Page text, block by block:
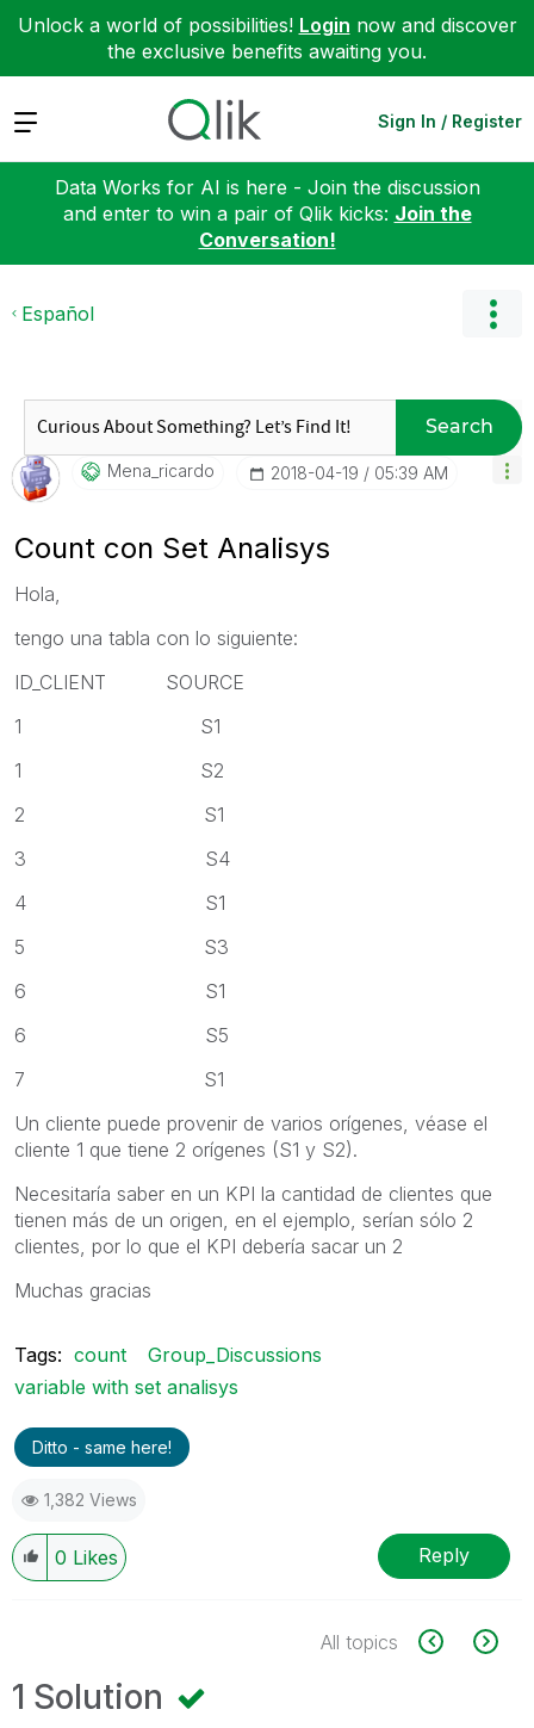
Unlock a world of possibilities! Login now and discover
the exclusive benefits awaiting you.
Expand Sign In / Register
Data Works for AI is here - Join the discussion
and enter to win a pair of Qlik kicks: Join the
Conversation!
Español
Search
Mena_ricardo ‎2018-04-19 05:39 AM
Count con Set Analisys
Hola,
tengo una tabla con lo siguiente:
ID_CLIENT SOURCE
1 S1
1 S2
2 S1
3 S4
4 S1
5 S3
6 S1
6 S5
7 S1
Un cliente puede provenir de varios orígenes, véase el
cliente 1 que tiene 2 orígenes (S1 y S2).
Necesitaría saber en un KPI la cantidad de clientes que
tienen más de un origen, en el ejemplo, serían sólo 2
clientes, por lo que el KPI debería sacar un 2
Muchas gracias
Tags: count
Group_Discussions
variable with set analisys
Ditto - same here!
1,382 Views
0 Likes Reply
All topics
1 Solution